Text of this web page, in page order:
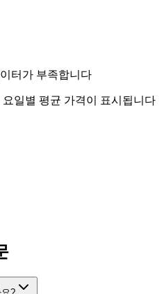
터가 부족합니다
일별 평균 가격이 표시됩니다